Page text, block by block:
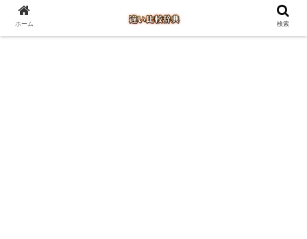
ホーム 検索